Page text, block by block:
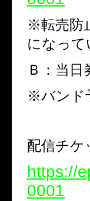
※転売防
になって
Ｂ：当日
※バンド
配信チケ
https://
0001